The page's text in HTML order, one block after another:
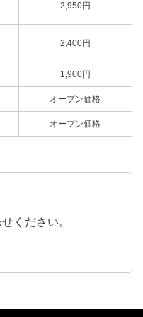
2,950円
2,400円
1,900円
オープン価格
オープン価格
ください。